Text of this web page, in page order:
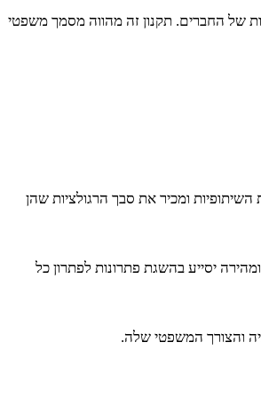
של החברים. תקנון זה מהווה מסמך משפטי
ומכיר את סבך הרגולציות שהן
יסייע בהשגת פתרונות לפתרון כל
והצורך המשפטי שלה.